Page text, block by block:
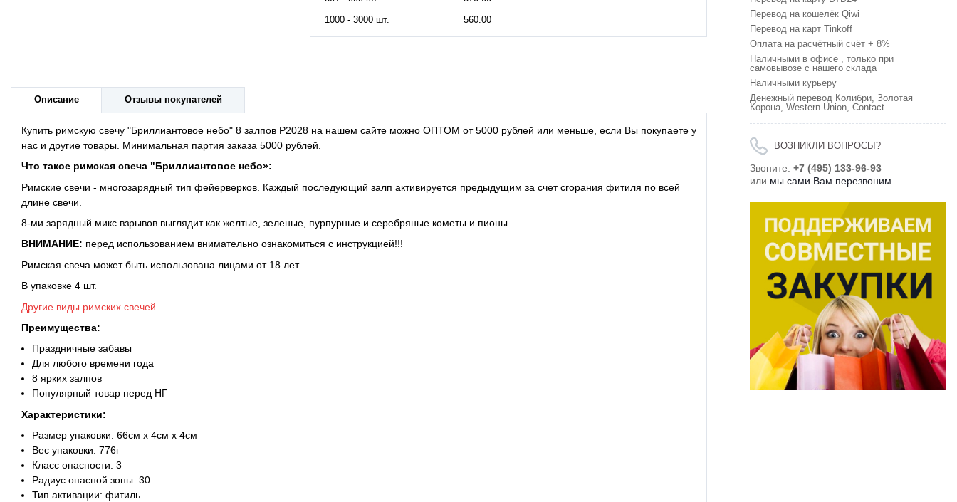
1000 - 3000 шт.
560.00
Описание Отзывы покупателей
Купить римскую свечу "Бриллиантовое небо" 8 залпов P2028 на нашем сайте можно ОПТОМ от 5000 рублей или меньше, если Вы покупаете у
нас и другие товары. Минимальная партия заказа 5000 рублей.
Что такое римская свеча "Бриллиантовое небо»:
Римские свечи - многозарядный тип фейерверков. Каждый последующий залп активируется предыдущим за счет сгорания фитиля по всей
длине свечи.
8-ми зарядный микс взрывов выглядит как желтые, зеленые, пурпурные и серебряные кометы и пионы.
ВНИМАНИЕ: перед использованием внимательно ознакомиться с инструкцией!!!
Римская свеча может быть использована лицами от 18 лет
В упаковке 4 шт.
Другие виды римских свечей
Преимущества:
Праздничные забавы
Для любого времени года
8 ярких залпов
Популярный товар перед НГ
Характеристики:
Размер упаковки: 66см x 4см x 4см
Вес упаковки: 776г
Класс опасности: 3
Радиус опасной зоны: 30
Тип активации: фитиль
Перевод на кошелёк Qiwi
Перевод на карт Tinkoff
Оплата на расчётный счёт + 8%
Наличными в офисе , только при
самовывозе с нашего склада
Наличными курьеру
Денежный перевод Колибри, Золотая
Корона, Western Union, Contact
ВОЗНИКЛИ ВОПРОСЫ?
Звоните: +7 (495) 133-96-93
или мы сами Вам перезвоним